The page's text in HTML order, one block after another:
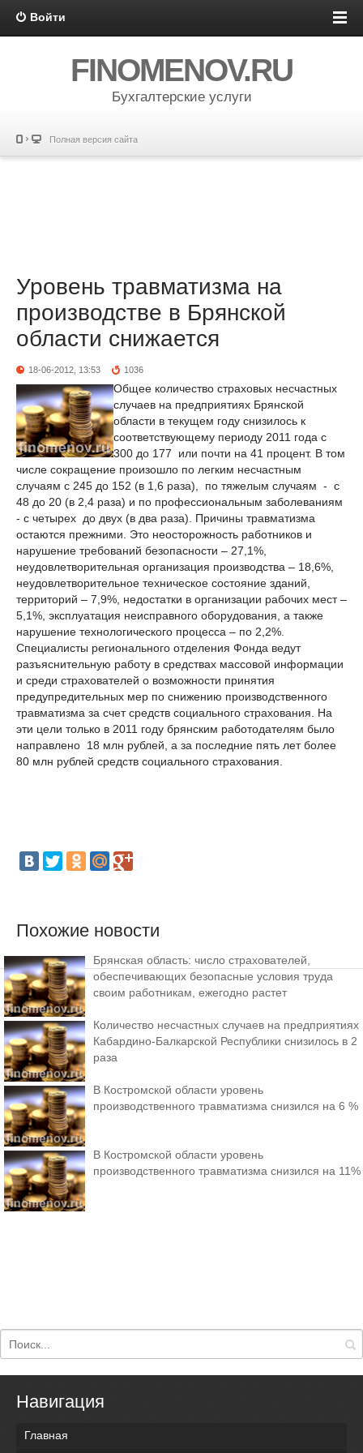
Войти
FINOMENOV.RU
Бухгалтерские услуги
Полная версия сайта
Уровень травматизма на
производстве в Брянской
области снижается
18-06-2012, 13:53 1036
Общее количество страховых несчастных
случаев на предприятиях Брянской
области в текущем году снизилось к
соответствующему периоду 2011 года с
300 до 177 или почти на 41 процент. В том
числе сокращение произошло по легким несчастным
случаям с 245 до 152 (в 1,6 раза), по тяжелым случаям - с
48 до 20 (в 2,4 раза) и по профессиональным заболеваниям
- с четырех до двух (в два раза). Причины травматизма
остаются прежними. Это неосторожность работников и
нарушение требований безопасности – 27,1%,
неудовлетворительная организация производства – 18,6%,
неудовлетворительное техническое состояние зданий,
территорий – 7,9%, недостатки в организации рабочих мест –
5,1%, эксплуатация неисправного оборудования, а также
нарушение технологического процесса – по 2,2%.
Специалисты регионального отделения Фонда ведут
разъяснительную работу в средствах массовой информации
и среди страхователей о возможности принятия
предупредительных мер по снижению производственного
травматизма за счет средств социального страхования. На
эти цели только в 2011 году брянским работодателям было
направлено 18 млн рублей, а за последние пять лет более
80 млн рублей средств социального страхования.
Похожие новости
Брянская область: число страхователей,
обеспечивающих безопасные условия труда
своим работникам, ежегодно растет
Количество несчастных случаев на предприятиях
Кабардино-Балкарской Республики снизилось в 2
раза
В Костромской области уровень
производственного травматизма снизился на 6 %
В Костромской области уровень
производственного травматизма снизился на 11%
Навигация
Главная